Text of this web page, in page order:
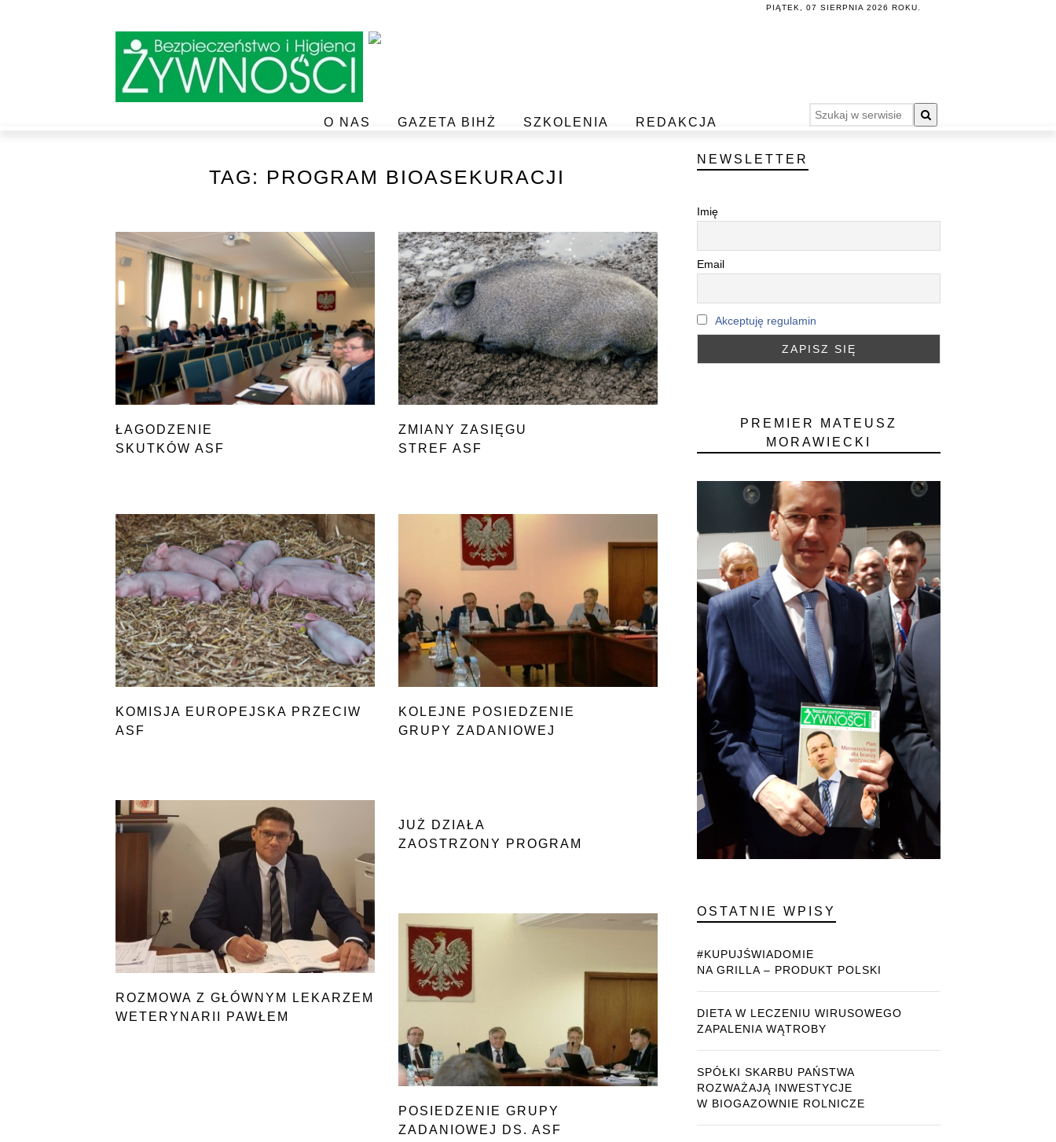
PIĄTEK, 07 SIERPNIA 2026 ROKU.
O NAS GAZETA BIHŻ SZKOLENIA REDAKCJA
TAG: PROGRAM BIOASEKURACJI
ŁAGODZENIE
SKUTKÓW ASF
ZMIANY ZASIĘGU
STREF ASF
KOMISJA EUROPEJSKA PRZECIW
ASF
KOLEJNE POSIEDZENIE
GRUPY ZADANIOWEJ
ROZMOWA Z GŁÓWNYM LEKARZEM
WETERYNARII PAWŁEM
JUŻ DZIAŁA
ZAOSTRZONY PROGRAM
POSIEDZENIE GRUPY
ZADANIOWEJ DS. ASF
NEWSLETTER
Imię
Email
Akceptuję regulamin
PREMIER MATEUSZ
MORAWIECKI
OSTATNIE WPISY
#KUPUJŚWIADOMIE
NA GRILLA – PRODUKT POLSKI
DIETA W LECZENIU WIRUSOWEGO
ZAPALENIA WĄTROBY
SPÓŁKI SKARBU PAŃSTWA
ROZWAŻAJĄ INWESTYCJE
W BIOGAZOWNIE ROLNICZE